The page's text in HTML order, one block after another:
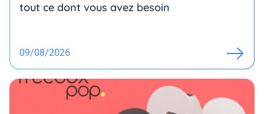
tout ce dont vous avez besoin
09/08/2026